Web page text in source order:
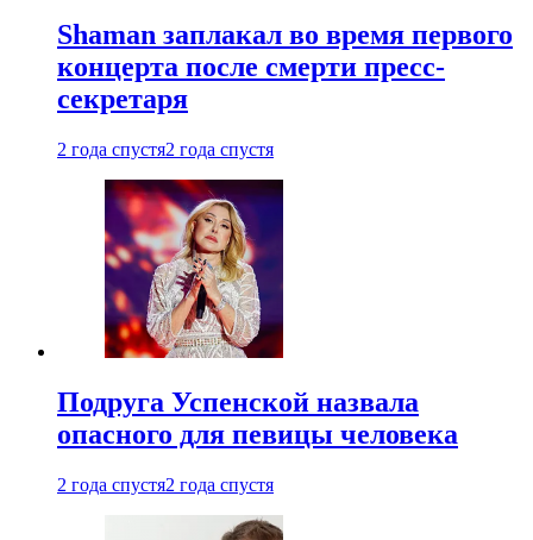
Shaman заплакал во время первого
концерта после смерти пресс-
секретаря
2 года спустя2 года спустя
Подруга Успенской назвала
опасного для певицы человека
2 года спустя2 года спустя